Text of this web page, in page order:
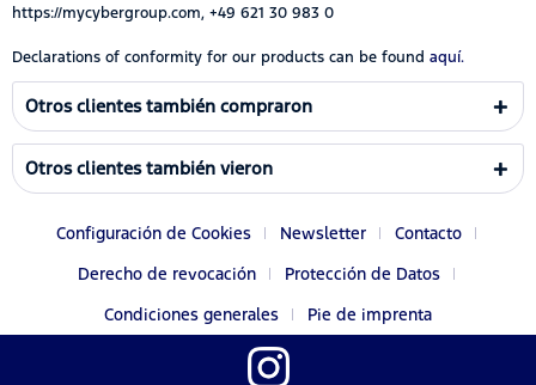
https://mycybergroup.com, +49 621 30 983 0
Declarations of conformity for our products can be found aquí.
Otros clientes también compraron
Otros clientes también vieron
Configuración de Cookies Newsletter
Contacto
Derecho de revocación
Protección de Datos
Condiciones generales
Pie de imprenta